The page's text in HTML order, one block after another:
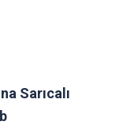
Sarıcalı